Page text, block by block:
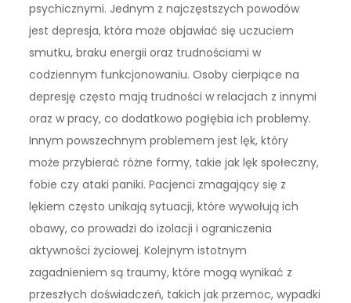
psychicznymi. Jednym z najczęstszych powodów
jest depresja, która może objawiać się uczuciem
smutku, braku energii oraz trudnościami w
codziennym funkcjonowaniu. Osoby cierpiące na
depresję często mają trudności w relacjach z innymi
oraz w pracy, co dodatkowo pogłębia ich problemy.
Innym powszechnym problemem jest lęk, który
może przybierać różne formy, takie jak lęk społeczny,
fobie czy ataki paniki. Pacjenci zmagający się z
lękiem często unikają sytuacji, które wywołują ich
obawy, co prowadzi do izolacji i ograniczenia
aktywności życiowej. Kolejnym istotnym
zagadnieniem są traumy, które mogą wynikać z
przeszłych doświadczeń, takich jak przemoc, wypadki